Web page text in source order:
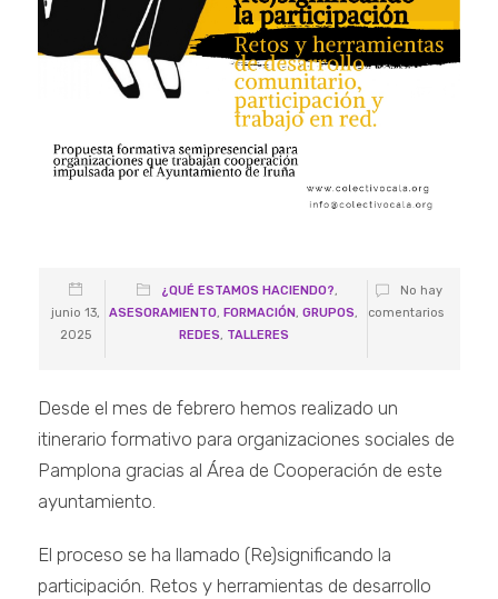
junio 13,
2025
¿QUÉ ESTAMOS HACIENDO?,
ASESORAMIENTO, FORMACIÓN, GRUPOS,
REDES, TALLERES
No hay
comentarios
Desde el mes de febrero hemos realizado un
itinerario formativo para organizaciones sociales de
Pamplona gracias al Área de Cooperación de este
ayuntamiento.
El proceso se ha llamado (Re)significando la
participación. Retos y herramientas de desarrollo